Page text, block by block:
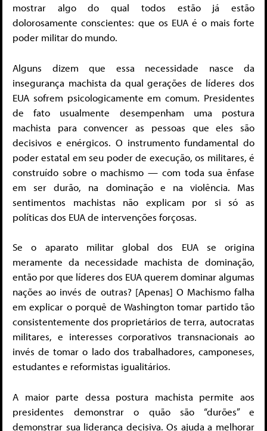
mostrar algo do qual todos estão já estão
dolorosamente conscientes: que os EUA é o mais forte
poder militar do mundo.
Alguns dizem que essa necessidade nasce da
insegurança machista da qual gerações de líderes dos
EUA sofrem psicologicamente em comum. Presidentes
de fato usualmente desempenham uma postura
machista para convencer as pessoas que eles são
decisivos e enérgicos. O instrumento fundamental do
poder estatal em seu poder de execução, os militares, é
construído sobre o machismo — com toda sua ênfase
em ser durão, na dominação e na violência. Mas
sentimentos machistas não explicam por si só as
políticas dos EUA de intervenções forçosas.
Se o aparato militar global dos EUA se origina
meramente da necessidade machista de dominação,
então por que líderes dos EUA querem dominar algumas
nações ao invés de outras? [Apenas] O Machismo falha
em explicar o porquê de Washington tomar partido tão
consistentemente dos proprietários de terra, autocratas
militares, e interesses corporativos transnacionais ao
invés de tomar o lado dos trabalhadores, camponeses,
estudantes e reformistas igualitários.
A maior parte dessa postura machista permite aos
presidentes demonstrar o quão são “durões” e
demonstrar sua liderança decisiva. Os ajuda a melhorar